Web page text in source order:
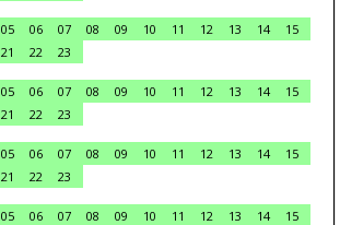
05 06 07 08 09 10 11 12 13 14
15
21 22
23
05 06 07 08 09 10 11 12 13 14
15
21 22
23
05 06 07 08 09 10 11 12 13 14
15
21 22
23
05 06 07 08 09 10 11 12 13 14
15